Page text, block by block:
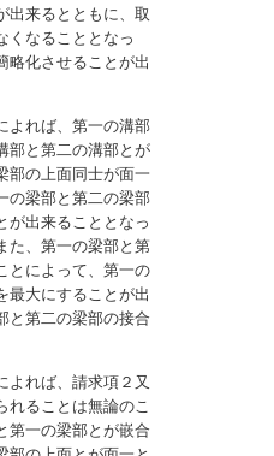
出来るとともに、取
くなることとなっ
略化させることが出
よれば、第一の溝部
部と第二の溝部とが
部の上面同士が面一
の梁部と第二の梁部
が出来ることとなっ
た、第一の梁部と第
とによって、第一の
最大にすることが出
と第二の梁部の接合
よれば、請求項２又
れることは無論のこ
第一の梁部とが嵌合